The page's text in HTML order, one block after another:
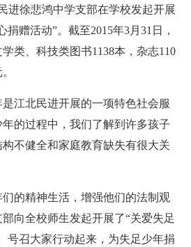
进徐悲鸿中学支部在学校发起开展
捐赠活动”。截至2015年3月31日，
类、科技类图书1138本，杂志110
江北民进开展的一项特色社会服
的过程中，我们了解到许多孩子
不健全和家庭教育缺失有很大关
的精神生活，增强他们的法制观
向全校师生发起开展了“关爱失足
号召大家行动起来，为失足少年捐